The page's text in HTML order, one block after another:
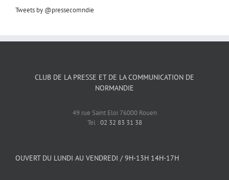
Tweets by @pressecomndie
CLUB DE LA PRESSE ET DE LA COMMUNICATION DE
NORMANDIE
49 rue Saint Eloi 76000 Rouen
Tel :02 32 83 31 38
OUVERT DU LUNDI AU VENDREDI / 9H-13H 14H-17H